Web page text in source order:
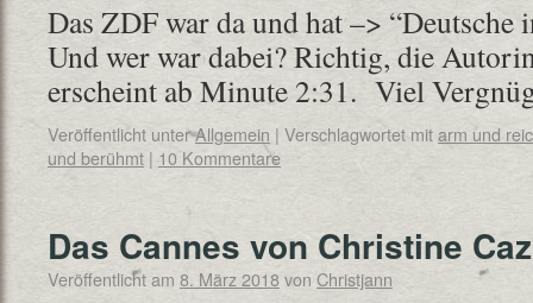
Das ZDF war da und hat –> “Deutsche
Und wer war dabei? Richtig, die
erscheint ab Minute 2:31. Viel
Veröffentlicht unterAllgemein | Verschlagwortet mitarm und
und berühmt | 10 Kommentare
Das Cannes von Christine
Veröffentlicht am 8. März 2018von Christjann